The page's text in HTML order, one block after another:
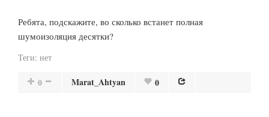
Ребята, подскажите, во сколько встанет полная
шумоизоляция десятки?
Теги: нет
0 Marat_Ahtyan 0